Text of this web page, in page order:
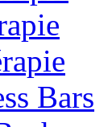
Bars